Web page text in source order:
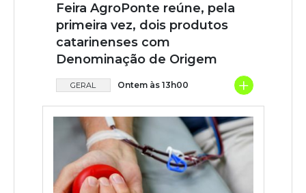
Feira AgroPonte reúne, pela
primeira vez, dois produtos
catarinenses com
Denominação de Origem
GERAL Ontem às 13h00 +